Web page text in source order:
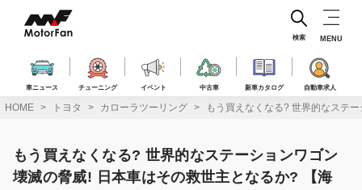
ス
車ニュース チューニング イベント 中古車 新車カタログ 自動車求人
検索 MENU
HOME トヨタ カローラツーリング もう買えなくなる? 世界的なステ
もう買えなくなる? 世界的なステーションワゴン
壊滅の脅威! 日本車はその救世主となるか? 【海